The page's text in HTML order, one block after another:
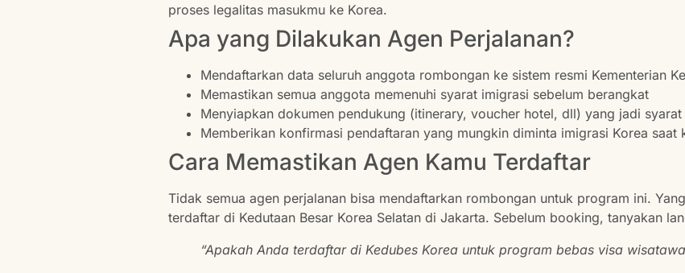
proses legalitas masukmu ke Korea.
Apa yang Dilakukan Agen Perjalanan?
Mendaftarkan data seluruh anggota rombongan ke sistem resmi Kementerian
Memastikan semua anggota memenuhi syarat imigrasi sebelum berangkat
Menyiapkan dokumen pendukung (itinerary, voucher hotel, dll) yang jadi
Memberikan konfirmasi pendaftaran yang mungkin diminta imigrasi Korea saat
Cara Memastikan Agen Kamu Terdaftar
Tidak semua agen perjalanan bisa mendaftarkan rombongan untuk program ini.
terdaftar di Kedutaan Besar Korea Selatan di Jakarta. Sebelum booking, tanyakan
“Apakah Anda terdaftar di Kedubes Korea untuk program bebas visa